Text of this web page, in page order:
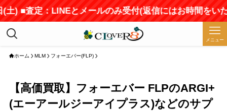
定：LINEとメールのみ受付(返信にはお時間をいただき
メニュー
ホーム MLM フォーエバー(FLP)
【高価買取】フォーエバー FLPのARGI+
(エーアールジーアイプラス)などのサプ